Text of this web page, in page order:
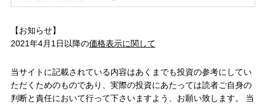
【お知らせ】
2021年4月1日以降の価格表示に関して
当サイトに記載されている内容はあくまでも投資の参考にしてい
ただくためのものであり、実際の投資にあたっては読者ご自身の
判断と責任において行って下さいますよう、お願い致します。 当